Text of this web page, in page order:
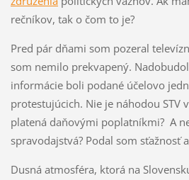
rečníkov, tak o čom to je?
Pred pár dňami som pozeral
som nemilo prekvapený.
informácie boli podané účelovo
protestujúcich. Nie je náhodou STV
platená daňovými poplatníkmi? A
spravodajstvá? Podal som sťažnosť a
Dusná atmosféra, ktorá na